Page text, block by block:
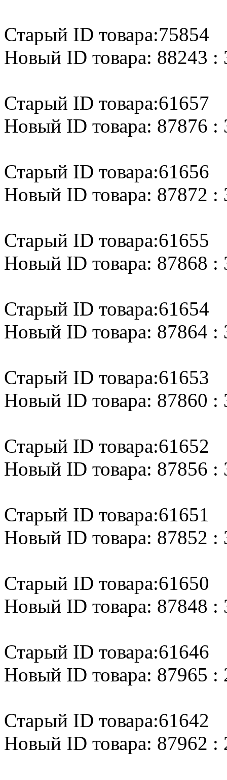
Старый ID товара:75854
Новый ID товара: 88243 :
Старый ID товара:61657
Новый ID товара: 87876 :
Старый ID товара:61656
Новый ID товара: 87872 :
Старый ID товара:61655
Новый ID товара: 87868 :
Старый ID товара:61654
Новый ID товара: 87864 :
Старый ID товара:61653
Новый ID товара: 87860 :
Старый ID товара:61652
Новый ID товара: 87856 :
Старый ID товара:61651
Новый ID товара: 87852 :
Старый ID товара:61650
Новый ID товара: 87848 :
Старый ID товара:61646
Новый ID товара: 87965 :
Старый ID товара:61642
Новый ID товара: 87962 :